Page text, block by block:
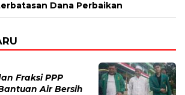
Dana Perbaikan
Fraksi PPP
Air Bersih